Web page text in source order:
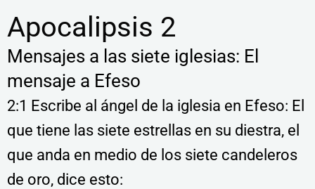
Apocalipsis 2
Mensajes a las siete iglesias: El
mensaje a Efeso
2:1 Escribe al ángel de la iglesia en Efeso: El
que tiene las siete estrellas en su diestra, el
que anda en medio de los siete candeleros
de oro, dice esto: